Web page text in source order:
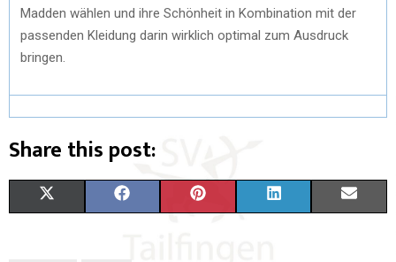
Madden wählen und ihre Schönheit in Kombination mit der
passenden Kleidung darin wirklich optimal zum Ausdruck
bringen.
Share this post: